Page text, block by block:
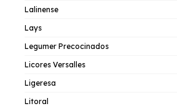
Lalinense
Lays
Legumer Precocinados
Licores Versalles
Ligeresa
Litoral